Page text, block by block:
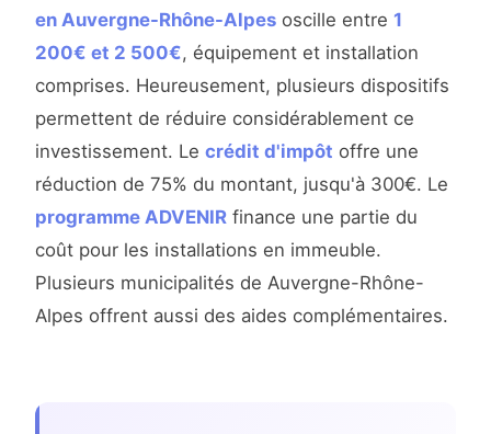
en Auvergne-Rhône-Alpes oscille entre 1
200€ et 2 500€, équipement et installation
comprises. Heureusement, plusieurs dispositifs
permettent de réduire considérablement ce
investissement. Le crédit d'impôt offre une
réduction de 75% du montant, jusqu'à 300€. Le
programme ADVENIR finance une partie du
coût pour les installations en immeuble.
Plusieurs municipalités de Auvergne-Rhône-
Alpes offrent aussi des aides complémentaires.